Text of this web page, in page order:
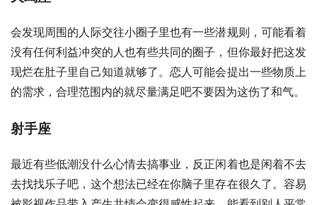
会发现周围的人际交往小圈子里也有一些潜规则，可能看着
没有任何利益冲突的人也有些共同的圈子，但你最好把这发
现烂在肚子里自己知道就够了。恋人可能会提出一些物质上
的需求，合理范围内的就尽量满足吧不要因为这伤了和气。
射手座
最近有些低潮没什么心情去搞事业，反正闲着也是闲着不去
去找找乐子吧，这个想法已经在你脑子里存在很久了。容易